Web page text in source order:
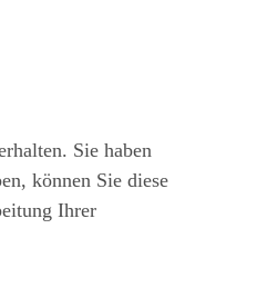
Sie haben
können Sie diese
Ihrer